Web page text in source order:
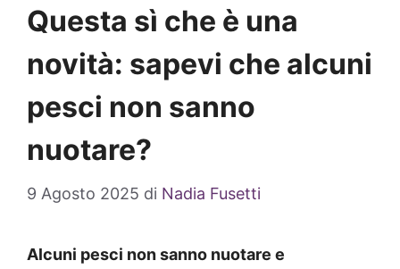
Questa sì che è una
novità: sapevi che alcuni
pesci non sanno
nuotare?
9 Agosto 2025 di Nadia Fusetti
Alcuni pesci non sanno nuotare e